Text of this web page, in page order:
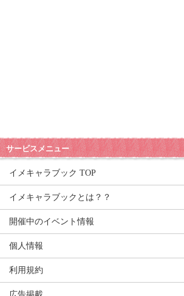
サービスメニュー
イメキャラブック TOP
イメキャラブックとは？？
開催中のイベント情報
個人情報
利用規約